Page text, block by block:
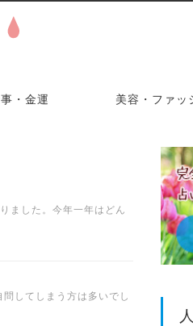
・金運 美容・ファッ
ました。今年一年はどん
してしまう方は多いでし